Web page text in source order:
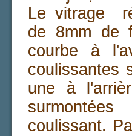
Le vitrage
de 8mm de
courbe à
coulissantes
une à
coulissant.